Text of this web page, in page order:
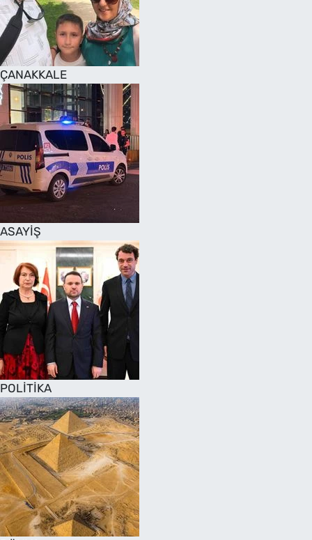
ÇANAKKALE
ASAYİŞ
POLİTİKA
SAĞLIK
TV REHBERİ